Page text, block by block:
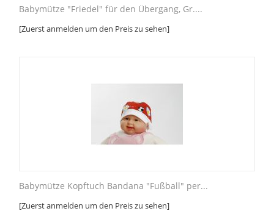
Babymütze "Friedel" für den Übergang, Gr....
[Zuerst anmelden um den Preis zu sehen]
Babymütze Kopftuch Bandana "Fußball" per...
[Zuerst anmelden um den Preis zu sehen]